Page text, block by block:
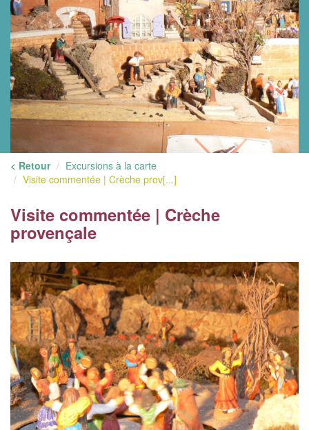
< Retour
Excursions à la carte
Visite commentée | Crèche prov[...]
Visite commentée | Crèche
provençale